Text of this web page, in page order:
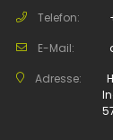
Telefon:
E-Mail:
Adresse:
5702